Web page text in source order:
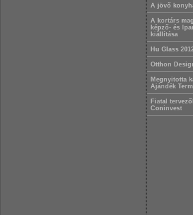
A jövő
A kortárs
képző- és
kiállítása
Hu Glass
Otthon
Megnyitotta
Ajándék
Fiatal
Coninvest